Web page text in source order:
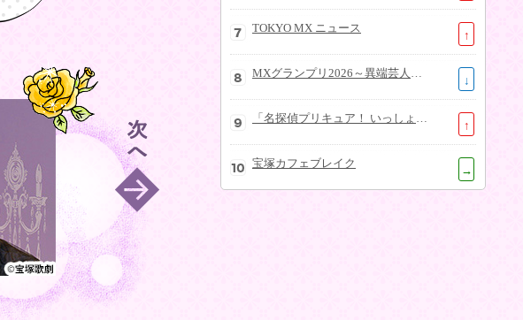
TOKYO MX ニュース
↑
↓
↑
宝塚カフェブレイク
→